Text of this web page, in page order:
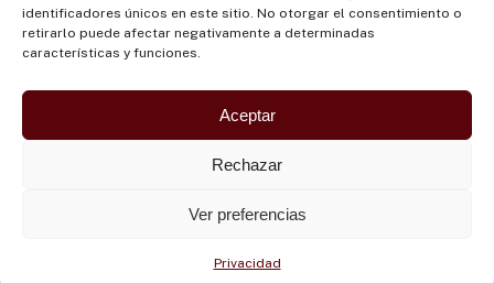
identificadores únicos en este sitio. No otorgar el consentimiento o
retirarlo puede afectar negativamente a determinadas
características y funciones.
Aceptar
Rechazar
Ver preferencias
Privacidad
Participación
Pueblos Indígenas
POLÍTICA DE PRIVACIDAD